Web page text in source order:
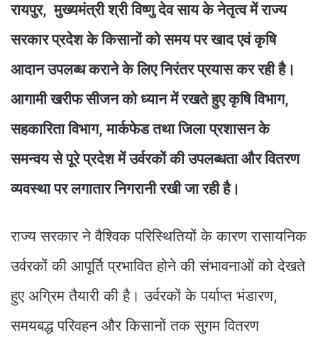
रायपुर, मुख्यमंत्री श्री विष्णु देव साय के नेतृत्व में राज्य
सरकार प्रदेश के किसानों को समय पर खाद एवं कृषि
आदान उपलब्ध कराने के लिए निरंतर प्रयास कर रही है।
आगामी खरीफ सीजन को ध्यान में रखते हुए कृषि विभाग,
सहकारिता विभाग, मार्कफेड तथा जिला प्रशासन के
समन्वय से पूरे प्रदेश में उर्वरकों की उपलब्धता और वितरण
व्यवस्था पर लगातार निगरानी रखी जा रही है।
राज्य सरकार ने वैश्विक परिस्थितियों के कारण रासायनिक
उर्वरकों की आपूर्ति प्रभावित होने की संभावनाओं को देखते
हुए अग्रिम तैयारी की है। उर्वरकों के पर्याप्त भंडारण,
समयबद्ध परिवहन और किसानों तक सुगम वितरण